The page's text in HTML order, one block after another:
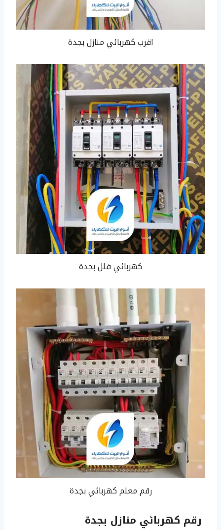
اقرب كهربائي منازل بجدة
كهربائي فلل بجدة
رقم معلم كهربائي بجدة
رقم كهربائي منازل بجدة